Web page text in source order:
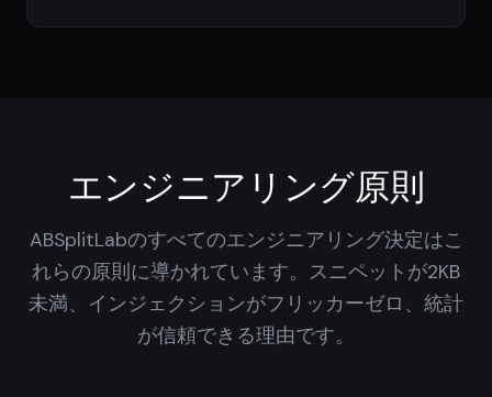
エンジニアリング原則
ABSplitLabのすべてのエンジニアリング決定はこ
れらの原則に導かれています。スニペットが2KB
未満、インジェクションがフリッカーゼロ、統計
が信頼できる理由です。